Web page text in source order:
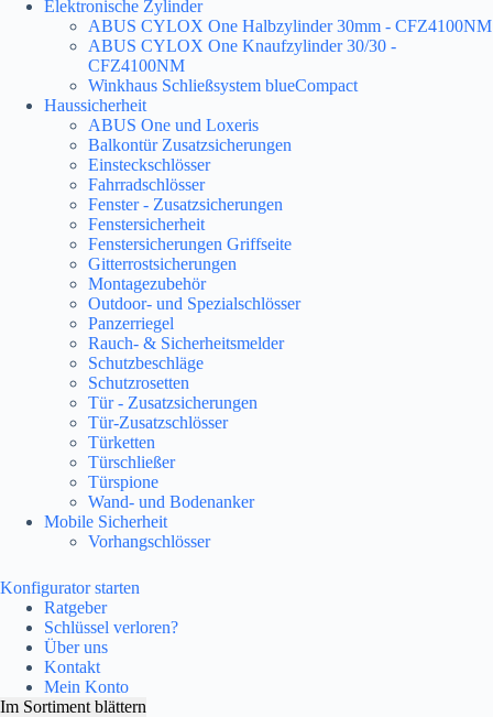
Elektronische Zylinder
ABUS CYLOX One Halbzylinder 30mm - CFZ4100NM
ABUS CYLOX One Knaufzylinder 30/30 -
CFZ4100NM
Winkhaus Schließsystem blueCompact
Haussicherheit
ABUS One und Loxeris
Balkontür Zusatzsicherungen
Einsteckschlösser
Fahrradschlösser
Fenster - Zusatzsicherungen
Fenstersicherheit
Fenstersicherungen Griffseite
Gitterrostsicherungen
Montagezubehör
Outdoor- und Spezialschlösser
Panzerriegel
Rauch- & Sicherheitsmelder
Schutzbeschläge
Schutzrosetten
Tür - Zusatzsicherungen
Tür-Zusatzschlösser
Türketten
Türschließer
Türspione
Wand- und Bodenanker
Mobile Sicherheit
Vorhangschlösser
Konfigurator starten
Ratgeber
Schlüssel verloren?
Über uns
Kontakt
Mein Konto
Im Sortiment blättern